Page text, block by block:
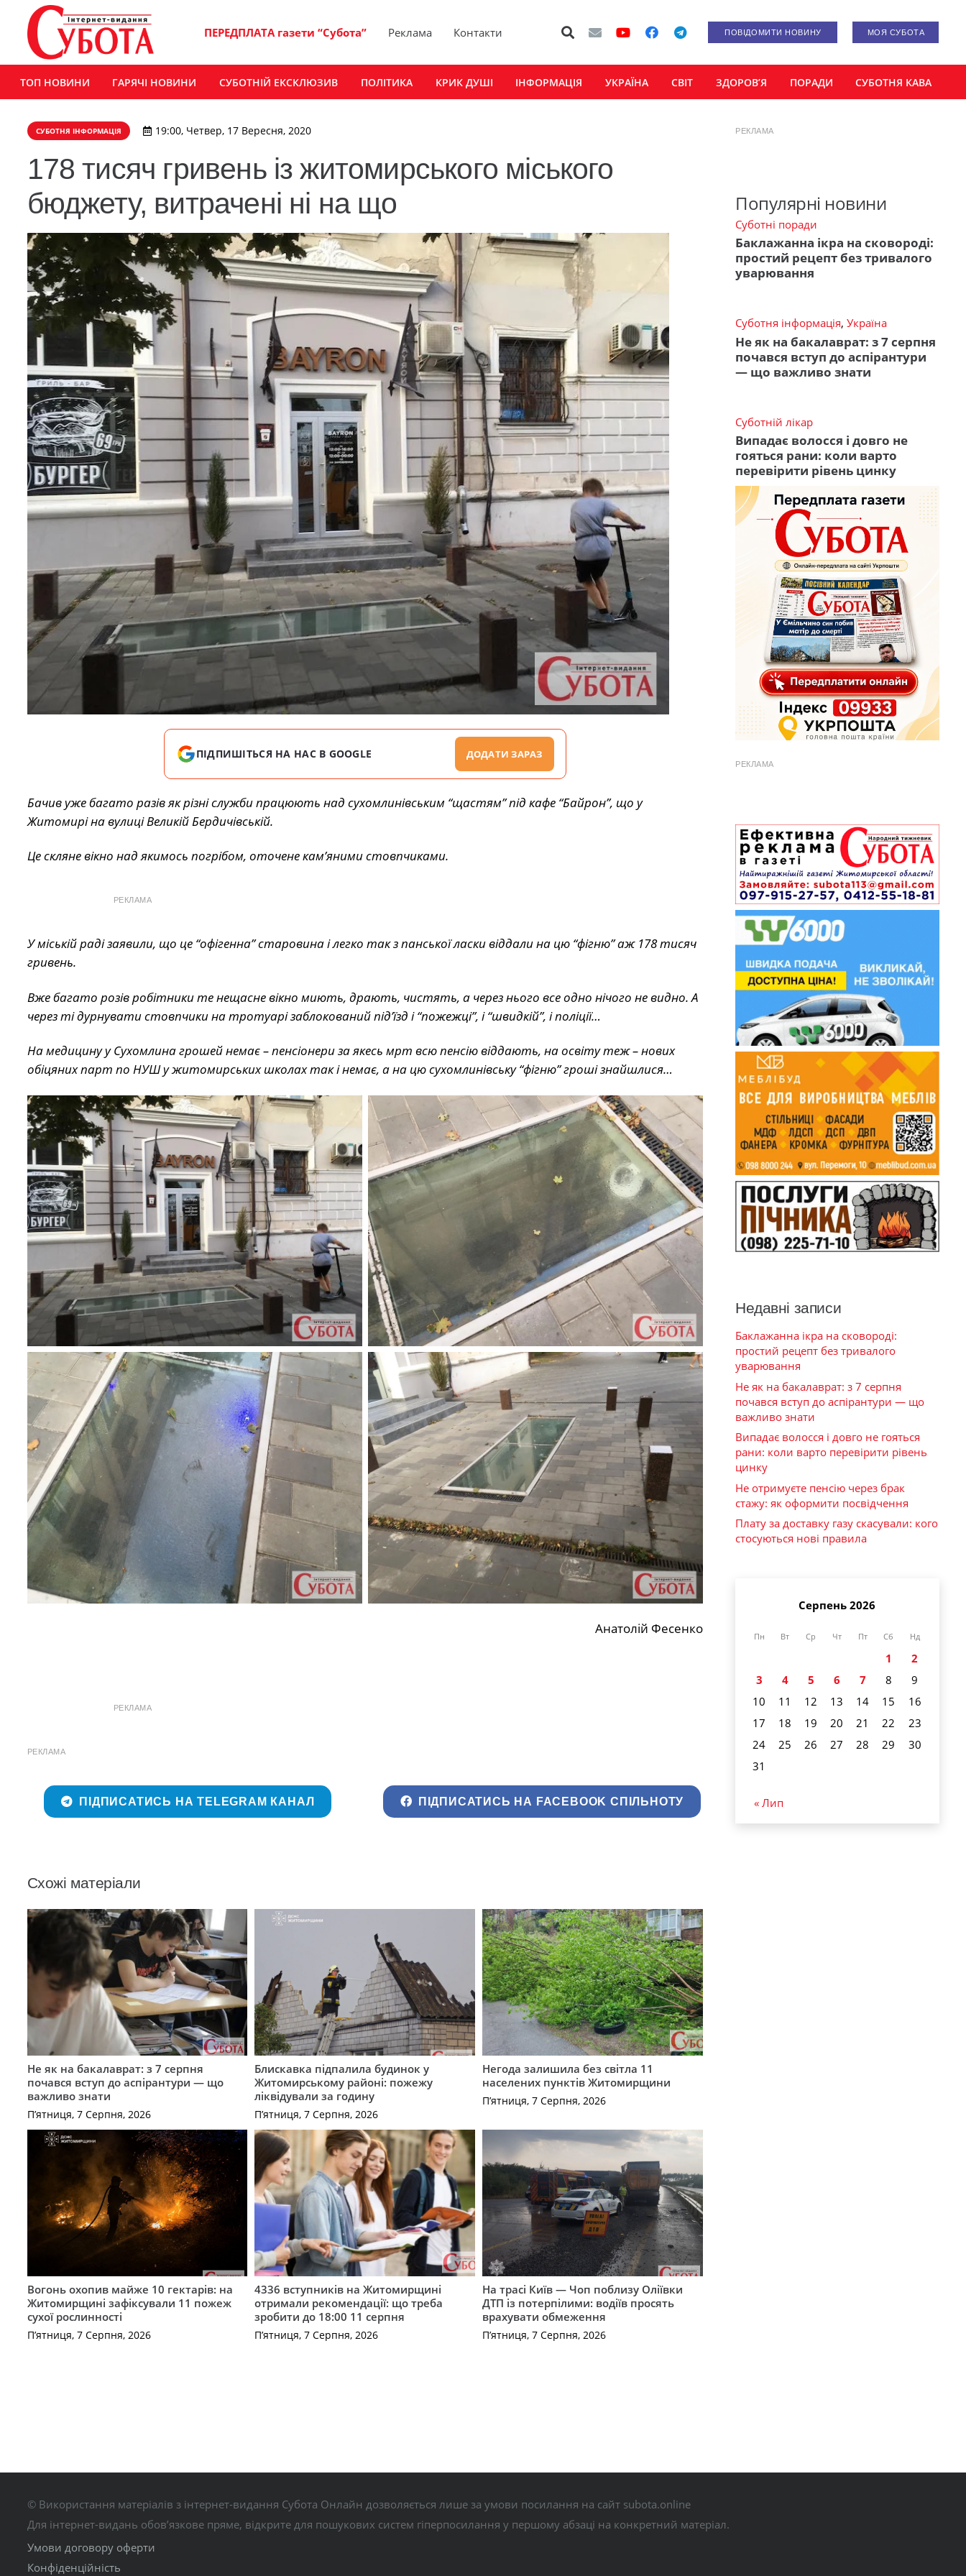
ПЕРЕДПЛАТА газети “Субота” Реклама Контакти ПОВІДОМИТИ НОВИНУ МОЯ СУБОТА
ТОП НОВИНИ ГАРЯЧІ НОВИНИ СУБОТНІЙ ЕКСКЛЮЗИВ ПОЛІТИКА КРИК ДУШІ ІНФОРМАЦІЯ УКРАЇНА СВІТ ЗДОРОВ’Я ПОРАДИ СУБОТНЯ КАВА
СУБОТНЯ ІНФОРМАЦІЯ 19:00, Четвер, 17 Вересня, 2020
178 тисяч гривень із житомирського міського
бюджету, витрачені ні на що
ПІДПИШІТЬСЯ НА НАС В GOOGLE ДОДАТИ ЗАРАЗ
Бачив уже багато разів як різні служби працюють над сухомлинівським “щастям” під кафе “Байрон”, що у
Житомирі на вулиці Великій Бердичівській.
Це скляне вікно над якимось погрібом, оточене кам’яними стовпчиками.
РЕКЛАМА
У міській раді заявили, що це “офігенна” старовина і легко так з панської ласки віддали на цю “фігню” аж 178 тисяч
гривень.
Вже багато розів робітники те нещасне вікно миють, драють, чистять, а через нього все одно нічого не видно. А
через ті дурнувати стовпчики на тротуарі заблокований під’їзд і “пожежці”, і “швидкій”, і поліції…
На медицину у Сухомлина грошей немає – пенсіонери за якесь мрт всю пенсію віддають, на освіту теж – нових
обіцяних парт по НУШ у житомирських школах так і немає, а на цю сухомлинівську “фігню” гроші знайшлися…
Анатолій Фесенко
РЕКЛАМА
РЕКЛАМА
ПІДПИСАТИСЬ НА TELEGRAM КАНАЛ ПІДПИСАТИСЬ НА FACEBOOK СПІЛЬНОТУ
Схожі матеріали
Не як на бакалаврат: з 7 серпня
почався вступ до аспірантури — що
важливо знати
П’ятниця, 7 Серпня, 2026
Блискавка підпалила будинок у
Житомирському районі: пожежу
ліквідували за годину
П’ятниця, 7 Серпня, 2026
Негода залишила без світла 11
населених пунктів Житомирщини
П’ятниця, 7 Серпня, 2026
Вогонь охопив майже 10 гектарів: на
Житомирщині зафіксували 11 пожеж
сухої рослинності
П’ятниця, 7 Серпня, 2026
4336 вступників на Житомирщині
отримали рекомендації: що треба
зробити до 18:00 11 серпня
П’ятниця, 7 Серпня, 2026
На трасі Київ — Чоп поблизу Оліївки
ДТП із потерпілими: водіїв просять
врахувати обмеження
П’ятниця, 7 Серпня, 2026
РЕКЛАМА
Популярні новини
Суботні поради
Баклажанна ікра на сковороді:
простий рецепт без тривалого
уварювання
Суботня інформація, Україна
Не як на бакалаврат: з 7 серпня
почався вступ до аспірантури
— що важливо знати
Суботній лікар
Випадає волосся і довго не
гояться рани: коли варто
перевірити рівень цинку
РЕКЛАМА
Недавні записи
Баклажанна ікра на сковороді:
простий рецепт без тривалого
уварювання
Не як на бакалаврат: з 7 серпня
почався вступ до аспірантури — що
важливо знати
Випадає волосся і довго не гояться
рани: коли варто перевірити рівень
цинку
Не отримуєте пенсію через брак
стажу: як оформити посвідчення
Плату за доставку газу скасували: кого
стосуються нові правила
Серпень 2026
Пн Вт Ср Чт Пт Сб Нд
1
2
3
4 5 6 7 8
9
10
11 12 13 14 15
16
17
18 19 20 21 22
23
24
25 26 27 28 29
30
31
« Лип
© Використання матеріалів з інтернет-видання Субота Онлайн дозволяється лише за умови посилання на сайт subota.online
Для інтернет-видань обов’язкове пряме, відкрите для пошукових систем гіперпосилання у першому абзаці на конкретний матеріал.
Умови договору оферти
Конфіденційність